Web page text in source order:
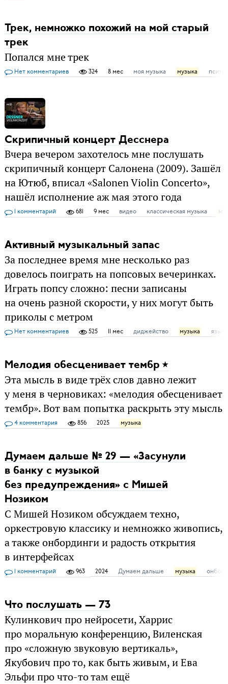
Трек, немножко похожий на мой старый
трек
Попался мне трек
Нет комментариев 324 8 мес моя музыка музыка
Скрипичный концерт Десснера
Вчера вечером захотелось мне послушать
скрипичный концерт Салонена (2009). Зашёл
на Ютюб, вписал «Salonen Violin Concerto»,
нашёл исполнение аж мая этого года
1 комментарий 681 9 мес видео классическая музыка
Активный музыкальный запас
За последнее время мне несколько раз
довелось поиграть на попсовых вечеринках.
Играть попсу сложно: песни записаны
на очень разной скорости, у них могут быть
приколы с метром
Нет комментариев 525 11 мес диджейство музыка языки
Мелодия обесценивает тембр
Эта мысль в виде трёх слов давно лежит
у меня в черновиках: «мелодия обесценивает
тембр». Вот вам попытка раскрыть эту мысль
4 комментария 856 2025 музыка
Думаем дальше № 29 — «Засунули
в банку с музыкой
без предупреждения» c Мишей
Нозиком
С Мишей Нозиком обсуждаем техно,
оркестровую классику и немножко живопись,
а также онбординги и радость открытия
в интерфейсах
1 комментарий 963 2024 Думаем дальше музыка
Что послушать — 73
Кулинкович про нейросети, Харрис
про моральную конференцию, Виленская
про «сложную звуковую вертикаль»,
Якубович про то, как быть живым, и Ева
Эльфи про что-то там ещё